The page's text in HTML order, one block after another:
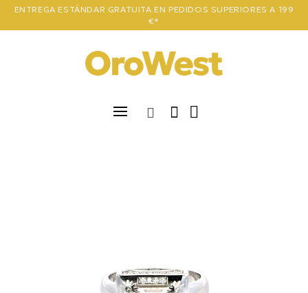
ENTREGA ESTÁNDAR GRATUITA EN PEDIDOS SUPERIORES A 199
€*